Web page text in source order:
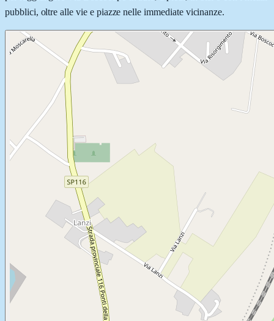
pubblici, oltre alle vie e piazze nelle immediate vicinanze.